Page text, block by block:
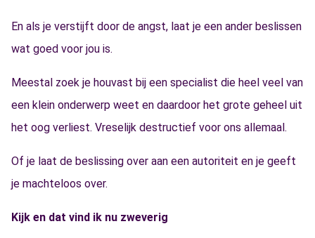
En als je verstijft door de angst, laat je een ander beslissen
wat goed voor jou is.
Meestal zoek je houvast bij een specialist die heel veel van
een klein onderwerp weet en daardoor het grote geheel uit
het oog verliest. Vreselijk destructief voor ons allemaal.
Of je laat de beslissing over aan een autoriteit en je geeft
je machteloos over.
Kijk en dat vind ik nu zweverig